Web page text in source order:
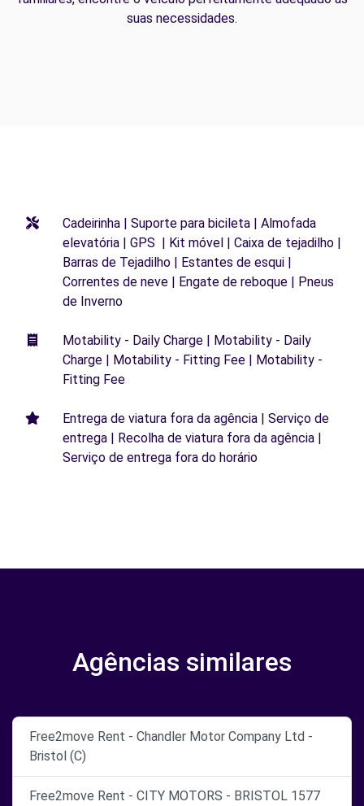
suas necessidades.
Cadeirinha | Suporte para bicileta | Almofada
elevatória | GPS | Kit móvel | Caixa de tejadilho |
Barras de Tejadilho | Estantes de esqui |
Correntes de neve | Engate de reboque | Pneus
de Inverno
Motability - Daily Charge | Motability - Daily
Charge | Motability - Fitting Fee | Motability -
Fitting Fee
Entrega de viatura fora da agência | Serviço de
entrega | Recolha de viatura fora da agência |
Serviço de entrega fora do horário
Agências similares
Free2move Rent - Chandler Motor Company Ltd -
Bristol (C)
Free2move Rent - CITY MOTORS - BRISTOL 1577